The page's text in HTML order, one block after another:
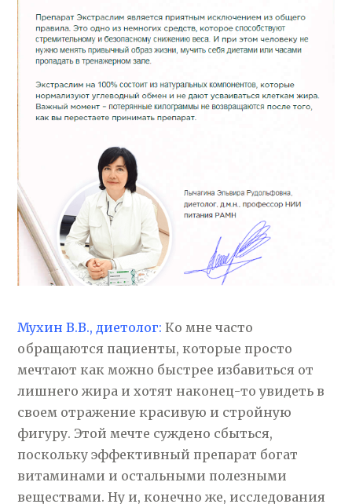
Мухин В.В., диетолог: Ко мне часто
обращаются пациенты, которые просто
мечтают как можно быстрее избавиться от
лишнего жира и хотят наконец-то увидеть в
своем отражение красивую и стройную
фигуру. Этой мечте суждено сбыться,
поскольку эффективный препарат богат
витаминами и остальными полезными
веществами. Ну и, конечно же, исследования